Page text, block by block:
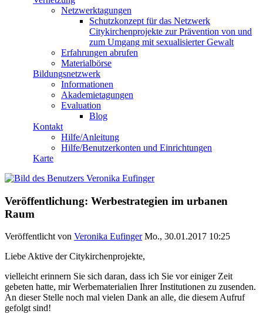
Netzwerktagungen
Schutzkonzept für das Netzwerk
Citykirchenprojekte zur Prävention von und
zum Umgang mit sexualisierter Gewalt
Erfahrungen abrufen
Materialbörse
Bildungsnetzwerk
Informationen
Akademietagungen
Evaluation
Blog
Kontakt
Hilfe/Anleitung
Hilfe/Benutzerkonten und Einrichtungen
Karte
Veröffentlichung: Werbestrategien im urbanen
Raum
Veröffentlicht von Veronika Eufinger Mo., 30.01.2017 10:25
Liebe Aktive der Citykirchenprojekte,
vielleicht erinnern Sie sich daran, dass ich Sie vor einiger Zeit
gebeten hatte, mir Werbematerialien Ihrer Institutionen zu zusenden.
An dieser Stelle noch mal vielen Dank an alle, die diesem Aufruf
gefolgt sind!